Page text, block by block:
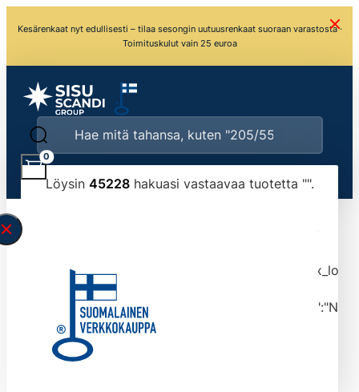
Kesärenkaat nyt edullisesti – tilaa sesongin uutuusrenkaat suoraan varastosta ·
Toimituskulut vain 25 euroa
Löysin 45228hakuasi vastaavaa tuotetta "".
typed the search query correctly.<br>Currently
tmlmvi","meta_query":
data-original-query-vars="[]" data-page="1"
data-max-pages="4523" data-start="1" data-
end="10">
0